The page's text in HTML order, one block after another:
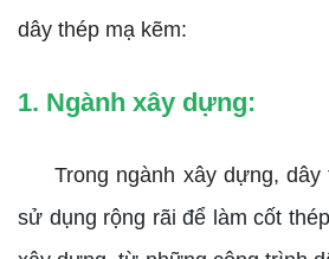
dây thép mạ kẽm:
1. Ngành xây dựng:
Trong ngành xây dựng, dây
sử dụng rộng rãi để làm cốt